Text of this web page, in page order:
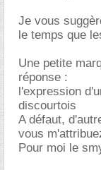
Je vous
le temps que
Une petite
réponse :
l'expression
discourtois
A défaut,
vous
Pour moi le